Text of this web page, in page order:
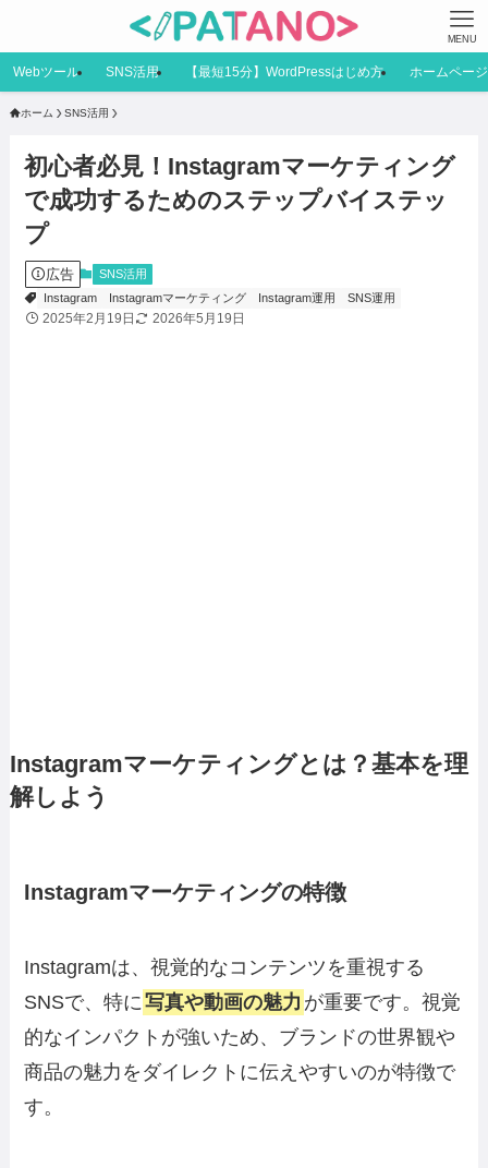
MENU
Webツール SNS活用 【最短15分】WordPressはじめ方 ホームペー
ホーム SNS活用
初心者必見！Instagramマーケティング
で成功するためのステップバイステッ
プ
広告
SNS活用
Instagram
Instagramマーケティング Instagram運用 SNS運用
2025年2月19日 2026年5月19日
Instagramマーケティングとは？基本を理
解しよう
Instagramマーケティングの特徴
Instagramは、視覚的なコンテンツを重視する
SNSで、特に写真や動画の魅力 が重要です。視覚
的なインパクトが強いため、ブランドの世界観や
商品の魅力をダイレクトに伝えやすいのが特徴で
す。